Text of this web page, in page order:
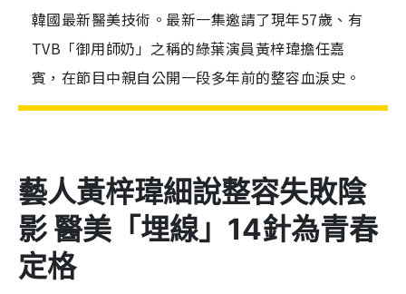
韓國最新醫美技術。最新一集邀請了現年57歲、有
TVB「御用師奶」之稱的綠葉演員黃梓瑋擔任嘉
賓，在節目中親自公開一段多年前的整容血淚史。
藝人黃梓瑋細說整容失敗陰
影 醫美「埋線」14針為青春
定格